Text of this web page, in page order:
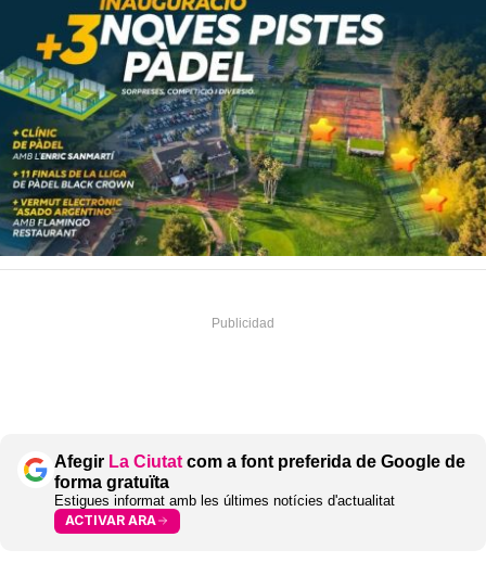
Afegir La Ciutat com a font preferida de Google de
forma gratuïta
Estigues informat amb les últimes notícies d'actualitat
ACTIVAR ARA